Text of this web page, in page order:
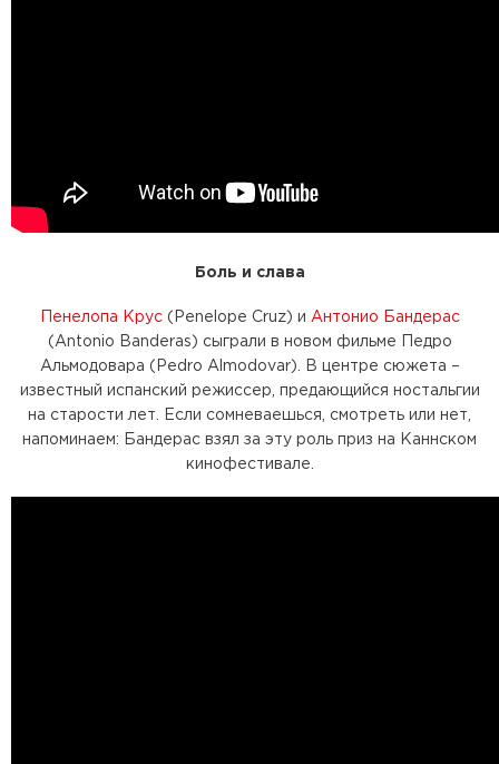
Боль и слава
Пенелопа Крус(Penelope Cruz) и Антонио Бандерас
(Antonio Banderas) сыграли в новом фильме Педро
Альмодовара (Pedro Almodovar). В центре сюжета –
известный испанский режиссер, предающийся ностальгии
на старости лет. Если сомневаешься, смотреть или нет,
напоминаем: Бандерас взял за эту роль приз на Каннском
кинофестивале.